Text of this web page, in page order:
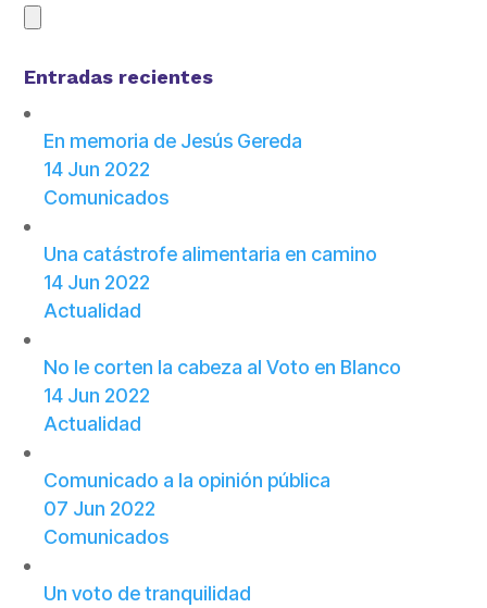
Entradas recientes
En memoria de Jesús Gereda
14 Jun 2022
Comunicados
Una catástrofe alimentaria en camino
14 Jun 2022
Actualidad
No le corten la cabeza al Voto en Blanco
14 Jun 2022
Actualidad
Comunicado a la opinión pública
07 Jun 2022
Comunicados
Un voto de tranquilidad